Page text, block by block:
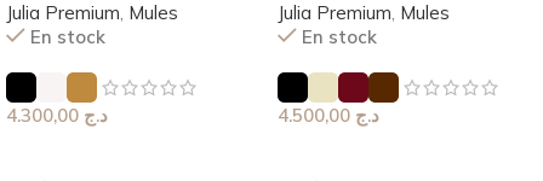
Julia Premium, Mules
En stock
د.ج
Julia Premium, Mules
En stock
د.ج